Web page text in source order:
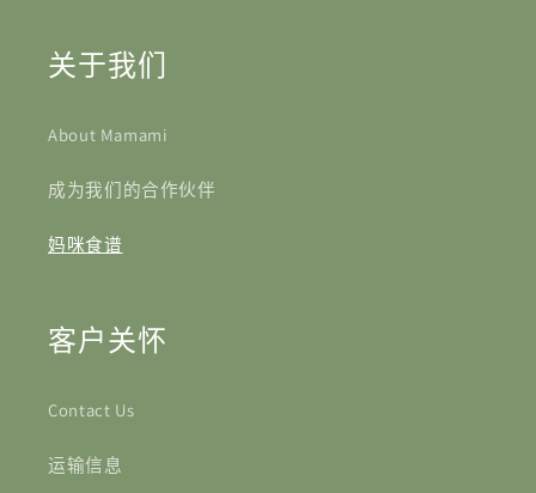
关于我们
About Mamami
成为我们的合作伙伴
妈咪食谱
客户关怀
Contact Us
运输信息